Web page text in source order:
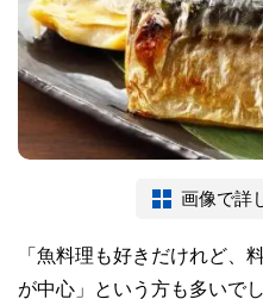
画像で詳
「魚料理も好きだけれど、
が中心」という方も多いで